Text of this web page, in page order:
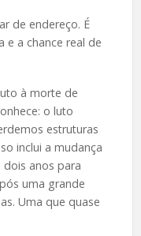
de endereço. É
e a chance real de
à morte de
o luto
estruturas
inclui a mudança
dois anos para
uma grande
Uma que quase